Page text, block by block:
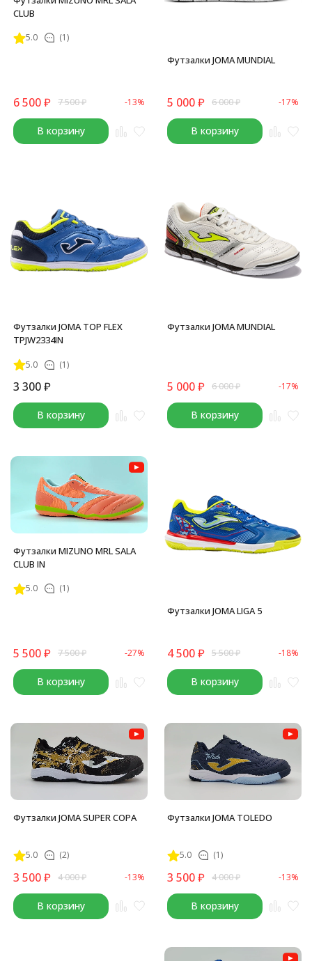
CLUB
5.0 (1)
6 500₽ 7 500₽ -13%
В корзину
Футзалки JOMA MUNDIAL
5 000₽ 6 000₽ -17%
В корзину
Футзалки JOMA TOP FLEX
TPJW2334IN
5.0 (1)
3 300₽
В корзину
Футзалки JOMA MUNDIAL
5 000₽ 6 000₽ -17%
В корзину
Футзалки MIZUNO MRL SALA
CLUB IN
5.0 (1)
5 500₽ 7 500₽ -27%
В корзину
Футзалки JOMA LIGA 5
4 500₽ 5 500₽ -18%
В корзину
Футзалки JOMA SUPER COPA
5.0 (2)
3 500₽ 4 000₽ -13%
В корзину
Футзалки JOMA TOLEDO
5.0 (1)
3 500₽ 4 000₽ -13%
В корзину